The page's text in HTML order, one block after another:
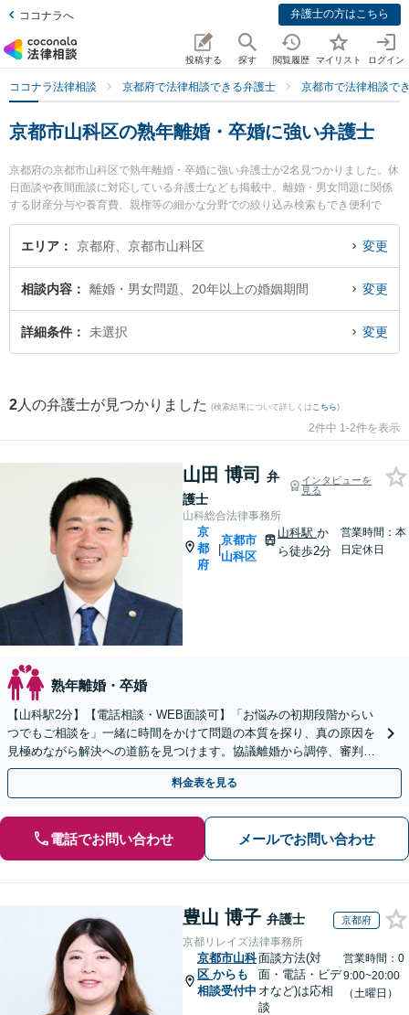
ココナラへ 弁護士の方はこちら
投稿する 探す 閲覧履歴 マイリスト ログイン
ココナラ法律相談 京都府で法律相談できる弁護士 京都市で法律相談で
京都市山科区の熟年離婚・卒婚に強い弁護士
京都府の京都市山科区で熟年離婚・卒婚に強い弁護士が2名見つかりました。休
日面談や夜間面談に対応している弁護士なども掲載中。離婚・男女問題に関係
する財産分与や養育費、親権等の細かな分野での絞り込み検索もでき便利で
す。特に山科総合法律事務所の山田 博司弁護士や山科総合法律事務所の樋口 俊
介弁護士のプロフィール情報や弁護士費用、強みなどが注目されています。
護士を検索したい』『初回相談無料で熟年離婚・卒婚を法律相談できる京都市
山科区内の弁護士に相談予約したい』などでお困りの相談者さんにおすすめで
す。
エリア 京都府、京都市山科区 変更
相談内容 離婚・男女問題、20年以上の婚姻期間 変更
詳細条件 未選択 変更
2 人の弁護士が見つかりました (検索結果について詳しくは こちら)
2件中 1-2件を表示
山田 博司
弁
護士
インタビューを
見る
山科総合法律事務所
京
都
府
|
京都市
山科区
山科駅 か
ら徒歩2分
営業時間：本
日定休日
熟年離婚・卒婚
【山科駅2分】【電話相談・WEB面談可】「お悩みの初期段階からい
つでもご相談を」一緒に時間をかけて問題の本質を探り、真の原因を
見極めながら解決への道筋を見つけます。協議離婚から調停、審判、
訴訟まで、離婚に関わる一連の手続きにすべて対応
料金表を見る
電話でお問い合わせ メールでお問い合わせ
豊山 博子 弁護士 京都府
京都リレイズ法律事務所
京都市山科
区 からも
相談受付中
面談方法(対
面・電話・ビデ
オなど)は応相
談
営業時間：0
9:00~20:00
（土曜日）